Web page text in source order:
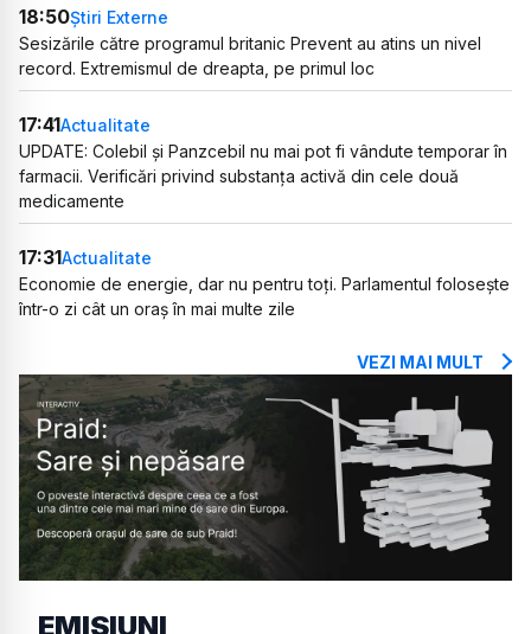
18:50Știri Externe
Sesizările către programul britanic Prevent au atins un nivel
record. Extremismul de dreapta, pe primul loc
17:41Actualitate
UPDATE: Colebil și Panzcebil nu mai pot fi vândute temporar în
farmacii. Verificări privind substanța activă din cele două
medicamente
17:31Actualitate
Economie de energie, dar nu pentru toți. Parlamentul folosește
într-o zi cât un oraș în mai multe zile
VEZI MAI MULT
EMISIUNI